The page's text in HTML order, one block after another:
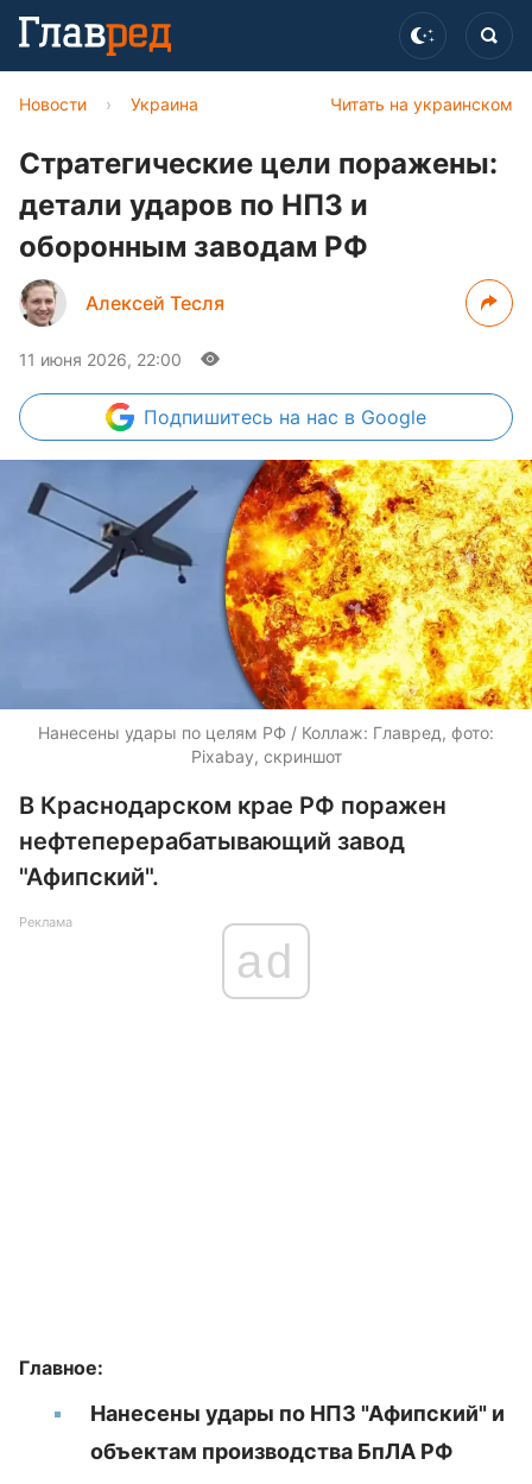
Читать на украинском
Новости › Украина
Стратегические цели поражены:
детали ударов по НПЗ и
оборонным заводам РФ
Алексей Тесля
11 июня 2026, 22:00
Подпишитесь на нас в Google
Нанесены удары по целям РФ / Коллаж: Главред, фото:
Pixabay, скриншот
В Краснодарском крае РФ поражен
нефтеперерабатывающий завод
"Афипский".
Реклама
ad
Главное:
Нанесены удары по НПЗ "Афипский" и
объектам производства БпЛА РФ